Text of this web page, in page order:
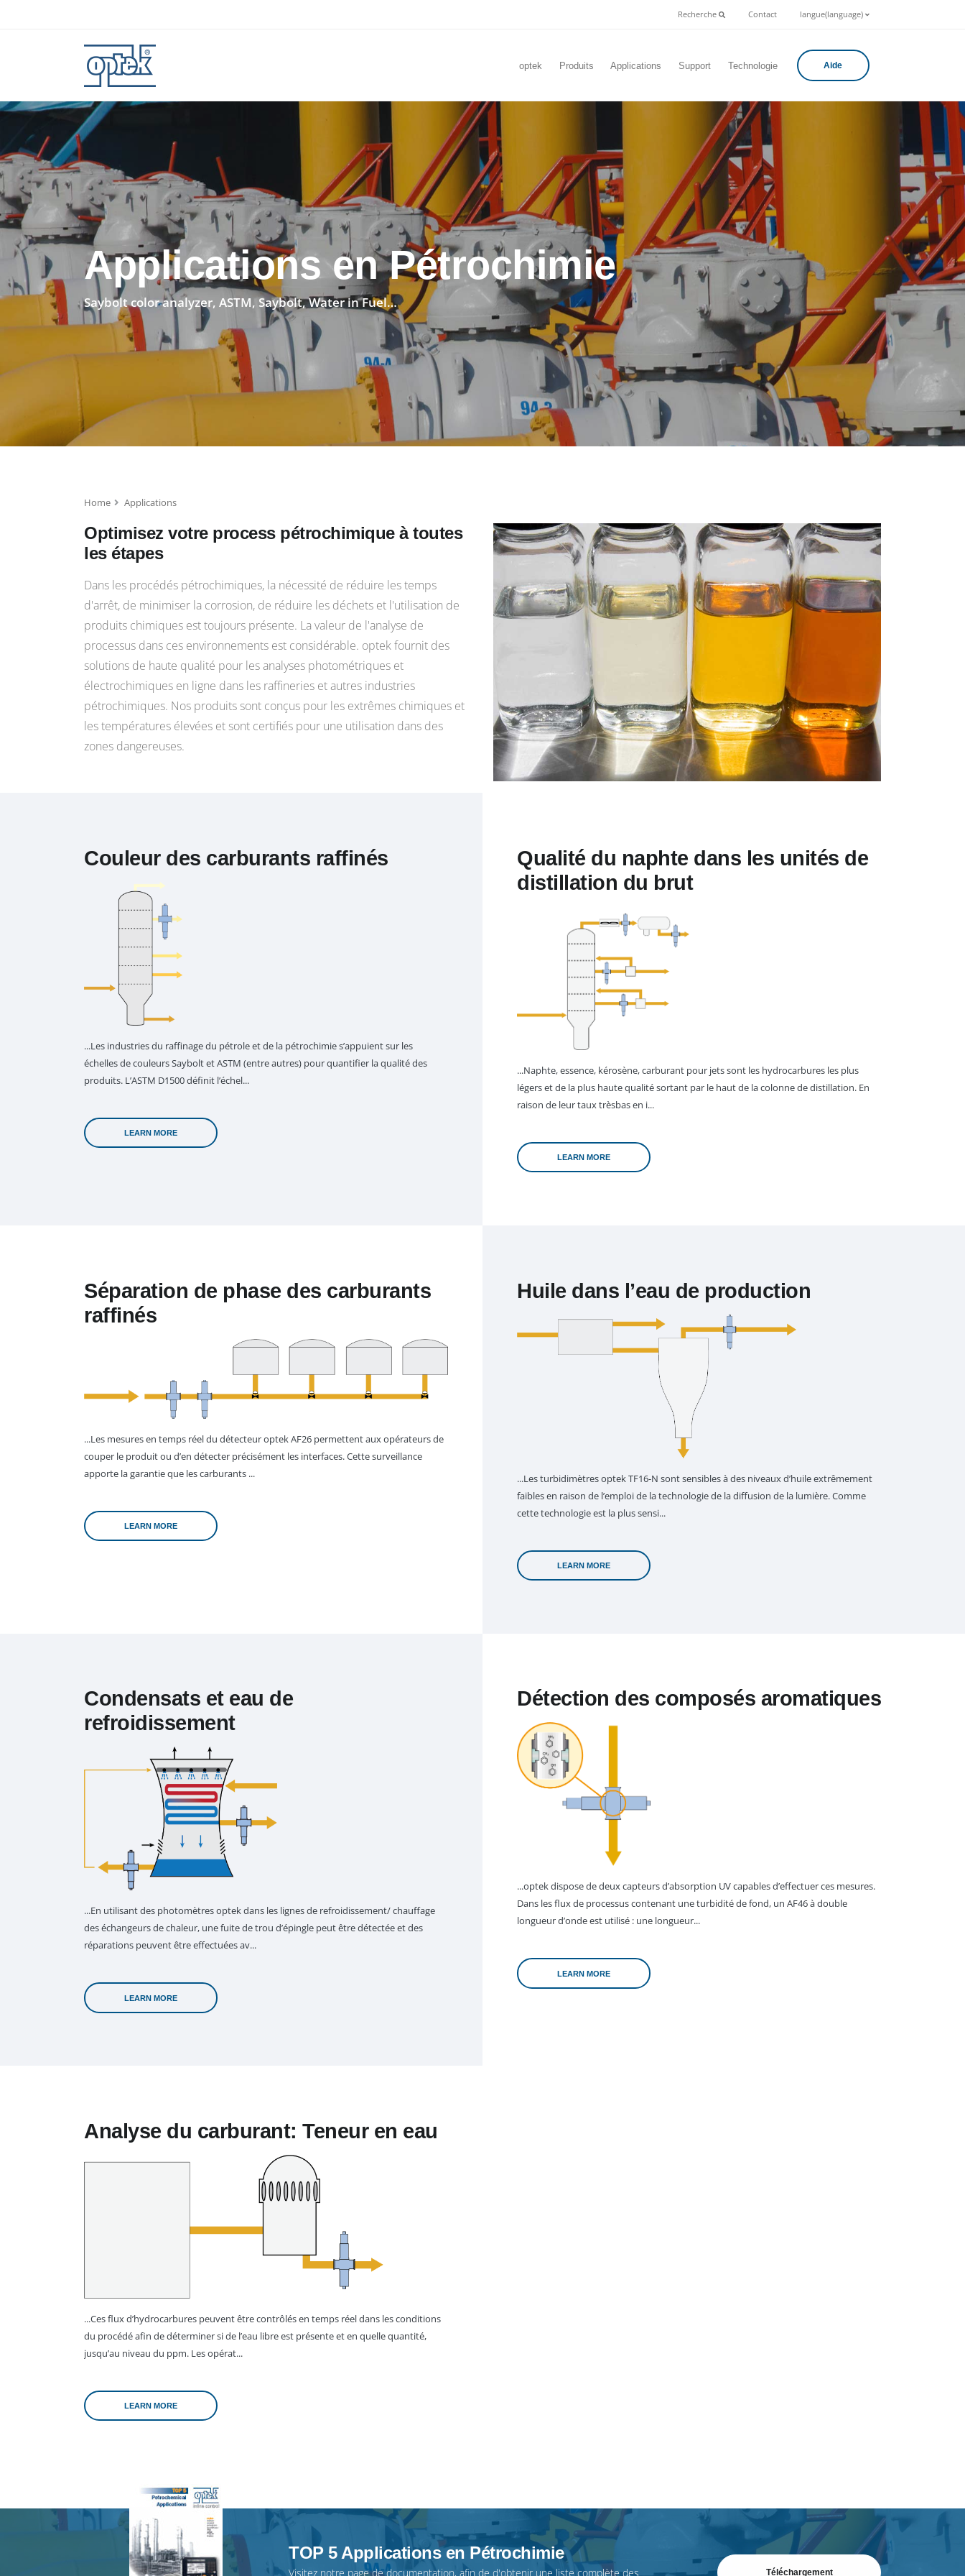
Recherche Contact langue(language)
optek Produits Applications Support Technologie Aide
Applications en Pétrochimie
Saybolt color analyzer, ASTM, Saybolt, Water in Fuel…
Home Applications
Optimisez votre process pétrochimique à toutes
les étapes
Dans les procédés pétrochimiques, la nécessité de réduire les temps
d'arrêt, de minimiser la corrosion, de réduire les déchets et l'utilisation de
produits chimiques est toujours présente. La valeur de l'analyse de
processus dans ces environnements est considérable. optek fournit des
solutions de haute qualité pour les analyses photométriques et
électrochimiques en ligne dans les raffineries et autres industries
pétrochimiques. Nos produits sont conçus pour les extrêmes chimiques et
les températures élevées et sont certifiés pour une utilisation dans des
zones dangereuses.
Couleur des carburants raffinés
...Les industries du raffinage du pétrole et de la pétrochimie s’appuient sur les
échelles de couleurs Saybolt et ASTM (entre autres) pour quantifier la qualité des
produits. L’ASTM D1500 définit l’échel...
LEARN MORE
Qualité du naphte dans les unités de
distillation du brut
...Naphte, essence, kérosène, carburant pour jets sont les hydrocarbures les plus
légers et de la plus haute qualité sortant par le haut de la colonne de distillation. En
raison de leur taux trèsbas en i...
LEARN MORE
Séparation de phase des carburants
raffinés
...Les mesures en temps réel du détecteur optek AF26 permettent aux opérateurs de
couper le produit ou d’en détecter précisément les interfaces. Cette surveillance
apporte la garantie que les carburants ...
LEARN MORE
Huile dans l’eau de production
...Les turbidimètres optek TF16-N sont sensibles à des niveaux d’huile extrêmement
faibles en raison de l’emploi de la technologie de la diffusion de la lumière. Comme
cette technologie est la plus sensi...
LEARN MORE
Condensats et eau de
refroidissement
...En utilisant des photomètres optek dans les lignes de refroidissement/ chauffage
des échangeurs de chaleur, une fuite de trou d’épingle peut être détectée et des
réparations peuvent être effectuées av...
LEARN MORE
Détection des composés aromatiques
...optek dispose de deux capteurs d’absorption UV capables d’effectuer ces mesures.
Dans les flux de processus contenant une turbidité de fond, un AF46 à double
longueur d’onde est utilisé : une longueur...
LEARN MORE
Analyse du carburant: Teneur en eau
...Ces flux d’hydrocarbures peuvent être contrôlés en temps réel dans les conditions
du procédé afin de déterminer si de l’eau libre est présente et en quelle quantité,
jusqu’au niveau du ppm. Les opérat...
LEARN MORE
TOP 5 Applications en Pétrochimie
Visitez notre page de documentation, afin de d'obtenir une liste complète des Téléchargement